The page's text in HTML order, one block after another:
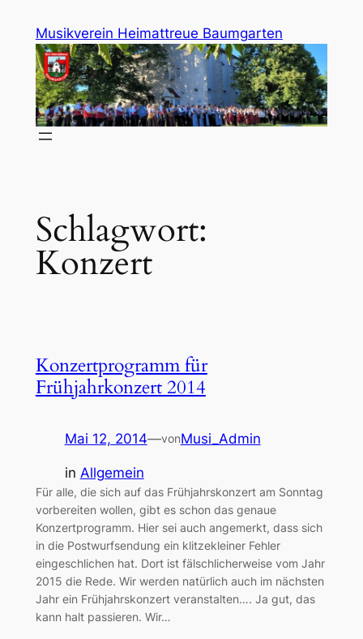
Inhalt
springen
Musikverein Heimattreue Baumgarten
Schlagwort:
Konzert
Konzertprogramm für
Frühjahrkonzert 2014
Mai 12, 2014—vonMusi_Admin
in Allgemein
Für alle, die sich auf das Frühjahrskonzert am Sonntag
vorbereiten wollen, gibt es schon das genaue
Konzertprogramm. Hier sei auch angemerkt, dass sich
in die Postwurfsendung ein klitzekleiner Fehler
eingeschlichen hat. Dort ist fälschlicherweise vom Jahr
2015 die Rede. Wir werden natürlich auch im nächsten
Jahr ein Frühjahrskonzert veranstalten…. Ja gut, das
kann halt passieren. Wir…